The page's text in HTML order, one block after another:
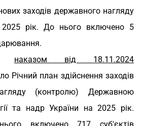
заходів державного нагляду
рік. До нього включено 5
наказом від 18.11.2024
Річний план здійснення заходів
(контролю) Державною
та надр України на 2025 рік.